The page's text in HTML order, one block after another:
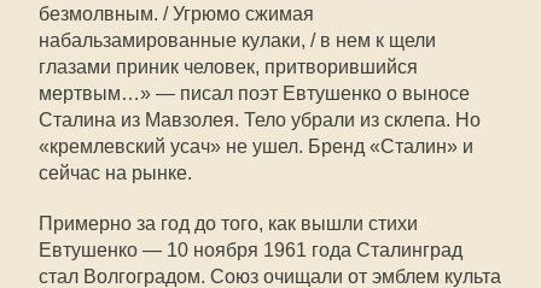
безмолвным. / Угрюмо сжимая
набальзамированные кулаки, / в нем к щели
глазами приник человек, притворившийся
мертвым…» — писал поэт Евтушенко о выносе
Сталина из Мавзолея. Тело убрали из склепа. Но
«кремлевский усач» не ушел. Бренд «Сталин» и
сейчас на рынке.
Примерно за год до того, как вышли стихи
Евтушенко — 10 ноября 1961 года Сталинград
стал Волгоградом. Союз очищали от эмблем культа